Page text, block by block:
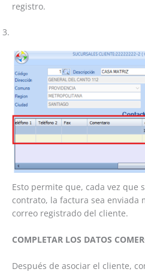
registro.
Esto permite que, cada vez que
contrato, la factura sea enviada
correo registrado del cliente.
COMPLETAR LOS DATOS
Después de asociar el cliente,